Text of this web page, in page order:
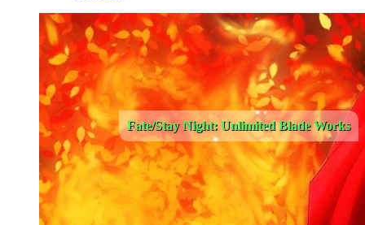
Fate/Stay Night: Unlimited Blade Works